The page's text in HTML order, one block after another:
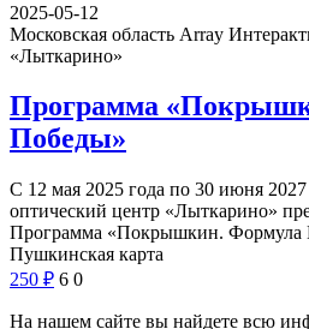
2025-05-12
Московская область Array
«Лыткарино»
Программа
Победы»
С 12 мая 2025 года по 30 июня
оптический центр «Лыткарино»
Программа «Покрышкин.
Пушкинская карта
250 ₽ 6 0
На нашем сайте вы найдете всю